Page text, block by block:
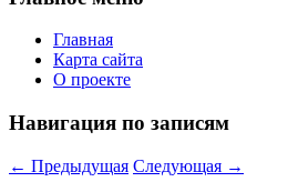
Главная
Карта сайта
О проекте
Навигация по записям
← Предыдущая Следующая →